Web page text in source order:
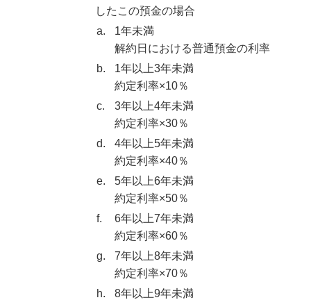
したこの預金の場合
a.
1年未満
解約日における普通預金の利率
b.
1年以上3年未満
約定利率×10％
c.
3年以上4年未満
約定利率×30％
d.
4年以上5年未満
約定利率×40％
e.
5年以上6年未満
約定利率×50％
f.
6年以上7年未満
約定利率×60％
g.
7年以上8年未満
約定利率×70％
h.
8年以上9年未満